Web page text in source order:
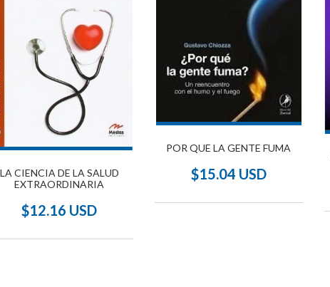
LA CIENCIA DE LA SALUD
EXTRAORDINARIA
$12.16 USD
POR QUE LA GENTE FUMA
$15.04 USD